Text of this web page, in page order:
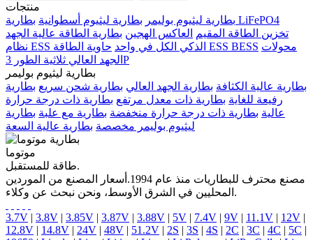
منتجات
بطارية ليثيوم بوليمر بطارية ليثيوم أسطوانية
بطارية LiFePO4
تخزين الطاقة المقيم
العاكس الهجين بطارية الطاقة عالية الجهد
نظام ESS الذكي الكل في واحد حاوية الطاقة ESS BESS محولات
الجهد العالي ثلاثية الطور 3P
بطارية ليثيوم بوليمر
بطارية عالية الكثافة بطارية الجهد العالي بطارية شحن سريع بطارية
رفيعة للغاية بطارية ذات معدل مرتفع بطارية ذات درجة حرارة
عالية بطارية ذات درجة حرارة منخفضة بطارية مع علبة بطارية
ليثيوم بوليمر مخصصة بطارية عالية السعة
موتوما
طاقة للمستقبل.
مصنع محترف للبطاريات منذ عام 1994.أسعار المصنع من الموردين
المحليين في الشرق الأوسط، ونحن نبحث عن وكلاء.
3.7V | 3.8V | 3.85V | 3.87V | 3.88V | 5V | 7.4V | 9V | 11.1V | 12V |
12.8V | 14.8V | 24V | 48V | 51.2V | 2S | 3S | 4S | 2C | 3C | 4C | 5C |